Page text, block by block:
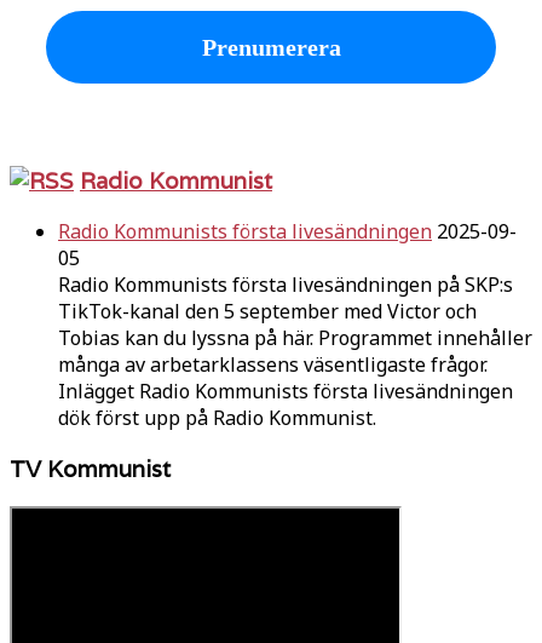
Radio Kommunist
Radio Kommunists första livesändningen 2025-09-
05
Radio Kommunists första livesändningen på SKP:s
TikTok-kanal den 5 september med Victor och
Tobias kan du lyssna på här. Programmet innehåller
många av arbetarklassens väsentligaste frågor.
Inlägget Radio Kommunists första livesändningen
dök först upp på Radio Kommunist.
TV Kommunist